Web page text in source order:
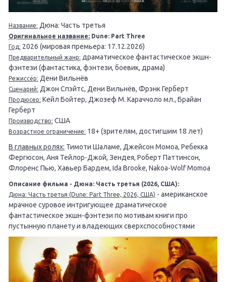
Название: Дюна: Часть третья
Оригинальное название: Dune: Part Three
Год: 2026 (мировая премьера: 17.12.2026)
Предварительный жанр: драматическое фантастическое экшн-
фэнтези (фантастика, фэнтези, боевик, драма)
Режиссёр: Дени Вильнёв
Сценарий: Джон Спэйтс, Дени Вильнёв, Фрэнк Герберт
Продюсер: Кейл Бойтер, Джозеф М. Караччоло мл., Брайан
Герберт
Производство: США
Возрастное ограничение: 18+ (зрителям, достигшим 18 лет)
В главных ролях: Тимоти Шаламе, Джейсон Момоа, Ребекка
Фергюсон, Аня Тейлор-Джой, Зендея, Роберт Паттинсон,
Флоренс Пью, Хавьер Бардем, Ida Brooke, Nakoa-Wolf Momoa
Описание фильма - Дюна: Часть третья (2026, США):
Дюна: Часть третья (Dune: Part Three, 2026, США) - американское
мрачное суровое интригующее драматическое
фантастическое экшн-фэнтези по мотивам книги про
пустынную планету и владеющих сверхспособностями